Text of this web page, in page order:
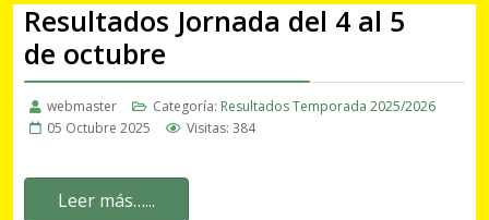
Resultados Jornada del 4 al 5
de octubre
webmaster Categoría: Resultados Temporada 2025/2026
05 Octubre 2025
Visitas: 384
Leer más…...